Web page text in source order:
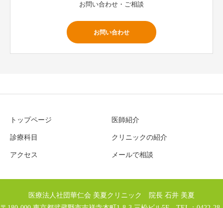
お問い合わせ・ご相談
お問い合わせ
トップページ 医師紹介
診療科目 クリニックの紹介
アクセス メールで相談
医療法人社団華仁会 美夏クリニック 院長 石井 美夏